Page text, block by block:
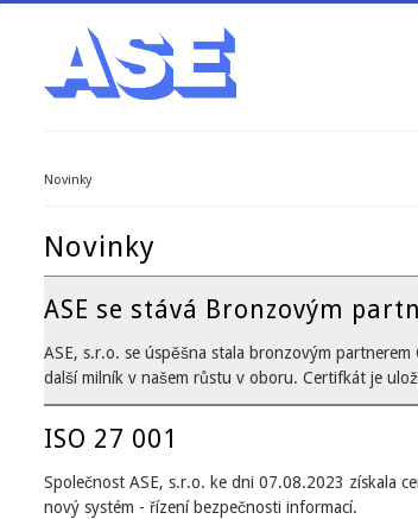
Novinky
Novinky
ASE se stává Bronzovým
ASE, s.r.o. se úspěšna stala bronzovým
další milník v našem růstu v oboru. Certifkát je
ISO 27 001
Společnost ASE, s.r.o. ke dni 07.08.2023 získala
nový systém - řízení bezpečnosti informací.